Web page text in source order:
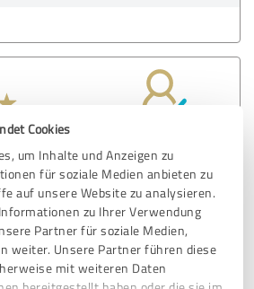
Cookies
um Inhalte und Anzeigen zu
für soziale Medien anbieten zu
auf unsere Website zu analysieren.
zu Ihrer Verwendung
Partner für soziale Medien,
weiter. Unsere Partner führen diese
mit weiteren Daten
hat sich sehr viel Zeit
die für meine Frau und mich
zu finden und dabei sämtliche
wie möglich zu erklären.
hatte ich immer das Gefühl, dass
standen. Ich bin rundum